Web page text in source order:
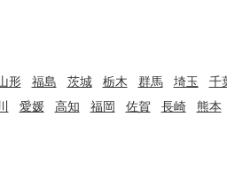
形 福島 茨城 栃木 群馬 埼玉 千
愛媛 高知 福岡 佐賀 長崎 熊本